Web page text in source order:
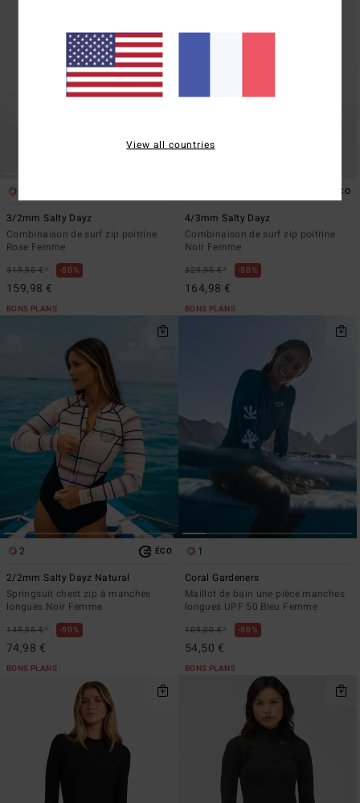
3/2mm Salty Dayz
Combinaison de surf zip poitrine
Rose Femme
319,95 €* 50%
159,98 €
BONS PLANS
ÉCO
4/3mm Salty Dayz
Combinaison de surf zip poitrine
Noir Femme
329,95 €* 50%
164,98 €
BONS PLANS
2 ÉCO
2/2mm Salty Dayz Natural
Springsuit chest zip à manches
longues Noir Femme
149,95 €* 50%
74,98 €
BONS PLANS
1
Coral Gardeners
Maillot de bain une pièce manches
longues UPF 50 Bleu Femme
109,00 €* 50%
54,50 €
BONS PLANS
View all countries